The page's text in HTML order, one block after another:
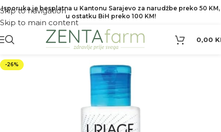
Skip to navigation
Skip to main content
Isporuka je besplatna u Kantonu Sarajevo za narudžbe preko 50 KM,
u ostatku BiH preko 100 KM!
0,00
-26%